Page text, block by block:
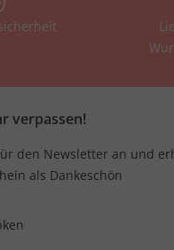
verpassen!
den Newsletter an und
als Dankeschön